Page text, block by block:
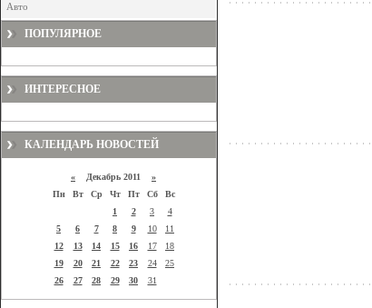
Авто
ПОПУЛЯРНОЕ
ИНТЕРЕСНОЕ
КАЛЕНДАРЬ НОВОСТЕЙ
« Декабрь 2011 »
Пн
Вт Ср Чт Пт Сб
Вс
1
2 3
4
5
6 7 8 9 10
11
12
13 14 15 16 17
18
19
20 21 22 23 24
25
26
27 28 29 30 31